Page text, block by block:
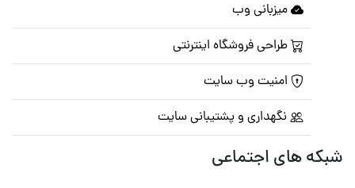
میزبانی وب
طراحی فروشگاه اینترنتی
امنیت وب سایت
نگهداری و پشتیبانی سایت
شبکه های اجتماعی